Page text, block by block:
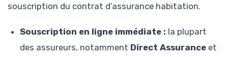
souscription du contrat d’assurance habitation.
Souscription en ligne immédiate : la plupart
des assureurs, notamment Direct Assurance et